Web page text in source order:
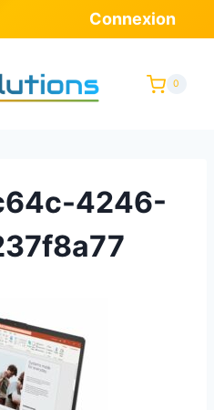
Connexion
0
4246-